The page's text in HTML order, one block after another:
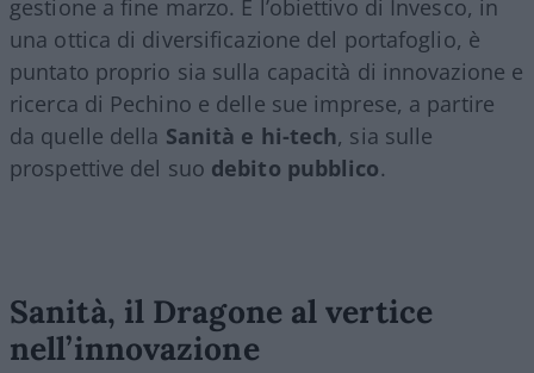
gestione a fine marzo. E l’obiettivo di Invesco, in
una ottica di diversificazione del portafoglio, è
puntato proprio sia sulla capacità di innovazione e
ricerca di Pechino e delle sue imprese, a partire
da quelle della Sanità e hi-tech, sia sulle
prospettive del suo debito pubblico.
Sanità, il Dragone al vertice
nell’innovazione